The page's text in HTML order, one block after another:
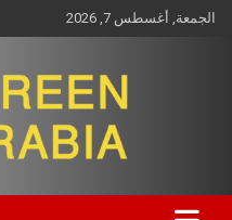
الجمعة, أغسطس 7, 2026
Screen Arabia